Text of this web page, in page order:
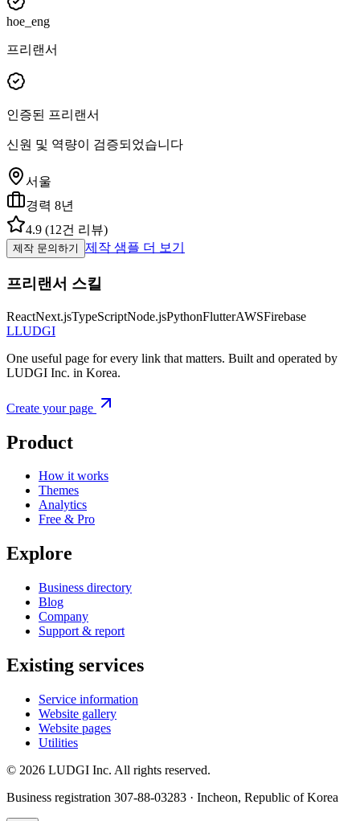
hoe_eng
프리랜서
인증된 프리랜서
신원 및 역량이 검증되었습니다
서울
경력 8년
4.9 (12건 리뷰)
제작 문의하기 제작 샘플 더 보기
프리랜서 스킬
ReactNext.jsTypeScriptNode.jsPythonFlutterAWSFirebase
LLUDGI
One useful page for every link that matters. Built and operated by
LUDGI Inc. in Korea.
Create your page
Product
How it works
Themes
Analytics
Free & Pro
Explore
Business directory
Blog
Company
Support & report
Existing services
Service information
Website gallery
Website pages
Utilities
© 2026 LUDGI Inc. All rights reserved.
Business registration 307-88-03283 · Incheon, Republic of Korea